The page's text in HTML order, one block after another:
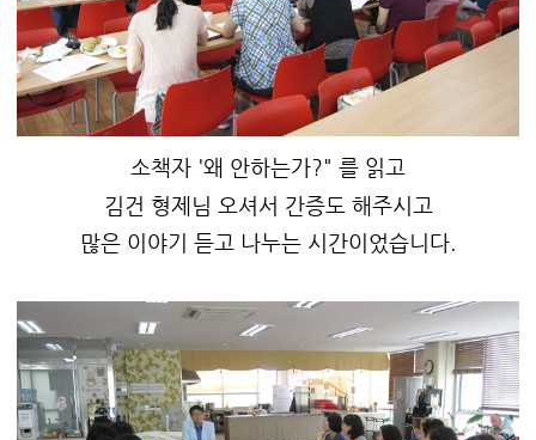
소책자 '왜 안하는가?" 를 읽고
김건 형제님 오셔서 간증도 해주시고
많은 이야기 듣고 나누는 시간이었습니다.